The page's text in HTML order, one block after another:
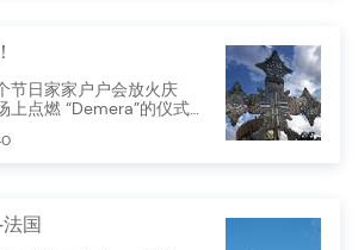
节日家家户户会放火庆
点燃 “Demera”的仪式，
国